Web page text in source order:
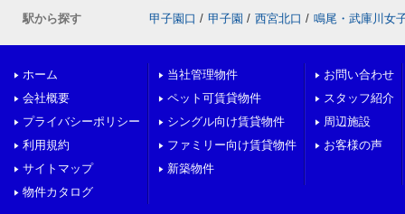
駅から探す
甲子園口 / 甲子園 / 西宮北口 / 鳴尾・武庫川女
ホーム
会社概要
プライバシーポリシー
利用規約
サイトマップ
物件カタログ
当社管理物件
ペット可賃貸物件
シングル向け賃貸物件
ファミリー向け賃貸物件
新築物件
お問い合わせ
スタッフ紹介
周辺施設
お客様の声